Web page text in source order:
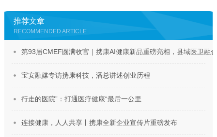
推荐文章
RECOMMENDED ARTICLE
第93届CMEF圆满收官｜携康AI健康新品重磅亮相，县域医卫融
宝安融媒专访携康科技，潘总讲述创业历程
行走的医院”：打通医疗健康“最后一公里
连接健康，人人共享丨携康全新企业宣传片重磅发布